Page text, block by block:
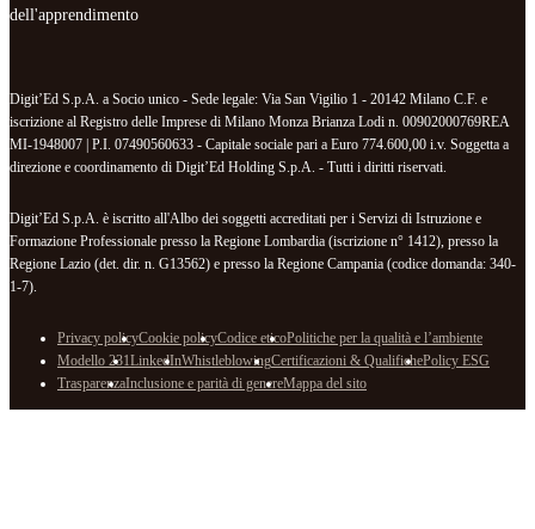
dell'apprendimento
Digit’Ed S.p.A. a Socio unico - Sede legale: Via San Vigilio 1 - 20142 Milano C.F. e
iscrizione al Registro delle Imprese di Milano Monza Brianza Lodi n. 00902000769REA
MI-1948007 | P.I. 07490560633 - Capitale sociale pari a Euro 774.600,00 i.v. Soggetta a
direzione e coordinamento di Digit’Ed Holding S.p.A. - Tutti i diritti riservati.
Digit’Ed S.p.A. è iscritto all'Albo dei soggetti accreditati per i Servizi di Istruzione e
Formazione Professionale presso la Regione Lombardia (iscrizione n° 1412), presso la
Regione Lazio (det. dir. n. G13562) e presso la Regione Campania (codice domanda: 340-
1-7).
Privacy policyCookie policyCodice eticoPolitiche per la qualità e l’ambiente
Modello 231LinkedInWhistleblowingCertificazioni & QualifichePolicy ESG
TrasparenzaInclusione e parità di genereMappa del sito